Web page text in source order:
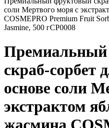
соли Мертвого моря с
COSMEPRO Premium Fruit
Jasmine, 500 гCP0008
скраб‑сорбет
основе соли
экстрактом